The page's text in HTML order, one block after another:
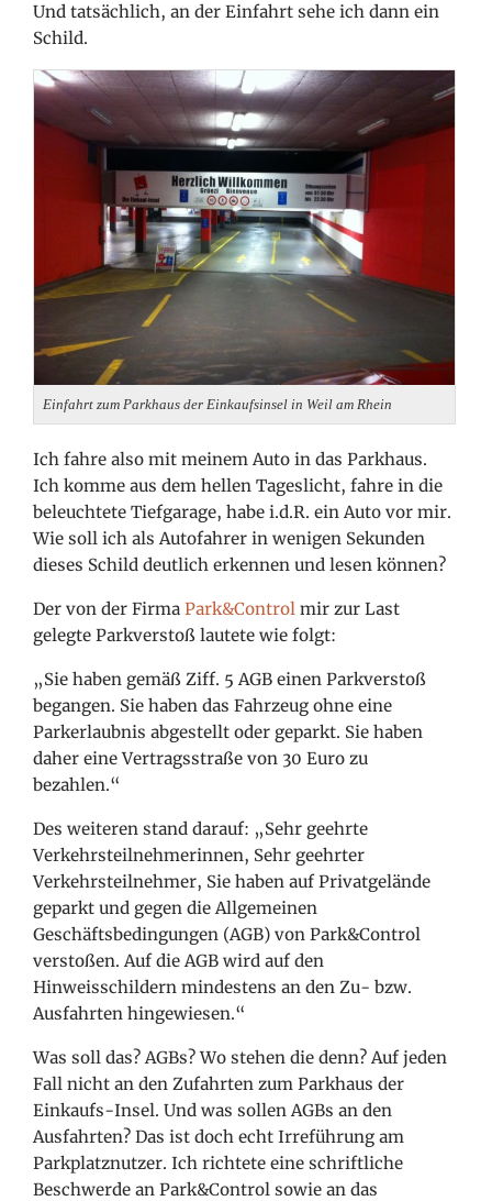
Und tatsächlich, an der Einfahrt sehe ich dann ein
Schild.
Einfahrt zum Parkhaus der Einkaufsinsel in Weil am Rhein
Ich fahre also mit meinem Auto in das Parkhaus.
Ich komme aus dem hellen Tageslicht, fahre in die
beleuchtete Tiefgarage, habe i.d.R. ein Auto vor mir.
Wie soll ich als Autofahrer in wenigen Sekunden
dieses Schild deutlich erkennen und lesen können?
Der von der FirmaPark&Control mir zur Last
gelegte Parkverstoß lautete wie folgt:
„Sie haben gemäß Ziff. 5 AGB einen Parkverstoß
begangen. Sie haben das Fahrzeug ohne eine
Parkerlaubnis abgestellt oder geparkt. Sie haben
daher eine Vertragsstraße von 30 Euro zu
bezahlen.“
Des weiteren stand darauf: „Sehr geehrte
Verkehrsteilnehmerinnen, Sehr geehrter
Verkehrsteilnehmer, Sie haben auf Privatgelände
geparkt und gegen die Allgemeinen
Geschäftsbedingungen (AGB) von Park&Control
verstoßen. Auf die AGB wird auf den
Hinweisschildern mindestens an den Zu- bzw.
Ausfahrten hingewiesen.“
Was soll das? AGBs? Wo stehen die denn? Auf jeden
Fall nicht an den Zufahrten zum Parkhaus der
Einkaufs-Insel. Und was sollen AGBs an den
Ausfahrten? Das ist doch echt Irreführung am
Parkplatznutzer. Ich richtete eine schriftliche
Beschwerde an Park&Control sowie an das